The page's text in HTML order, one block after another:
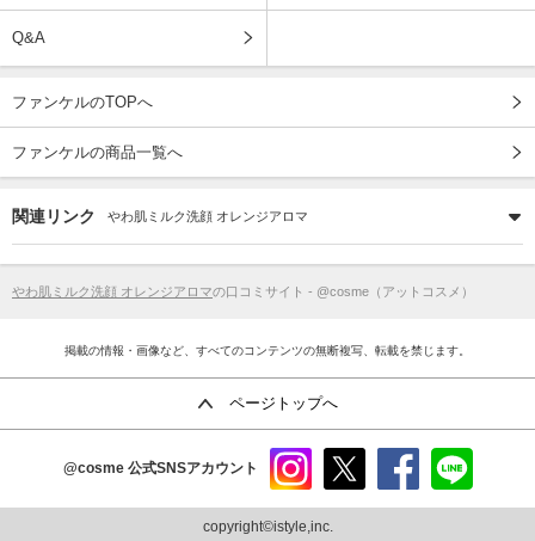
Q&A
ファンケルのTOPへ
ファンケルの商品一覧へ
関連リンク やわ肌ミルク洗顔 オレンジアロマ
やわ肌ミルク洗顔 オレンジアロマの口コミサイト - @cosme（アットコスメ）
掲載の情報・画像など、すべてのコンテンツの無断複写、転載を禁じます。
ページトップへ
@cosme 公式SNSアカウント
ram
copyright©istyle,inc.